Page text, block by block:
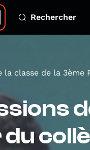
Rechercher
la classe de la 3ème